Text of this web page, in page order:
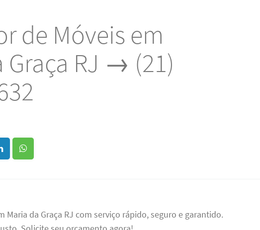
de Móveis em
Graça RJ → (21)
Maria da Graça RJ com serviço rápido, seguro e garantido.